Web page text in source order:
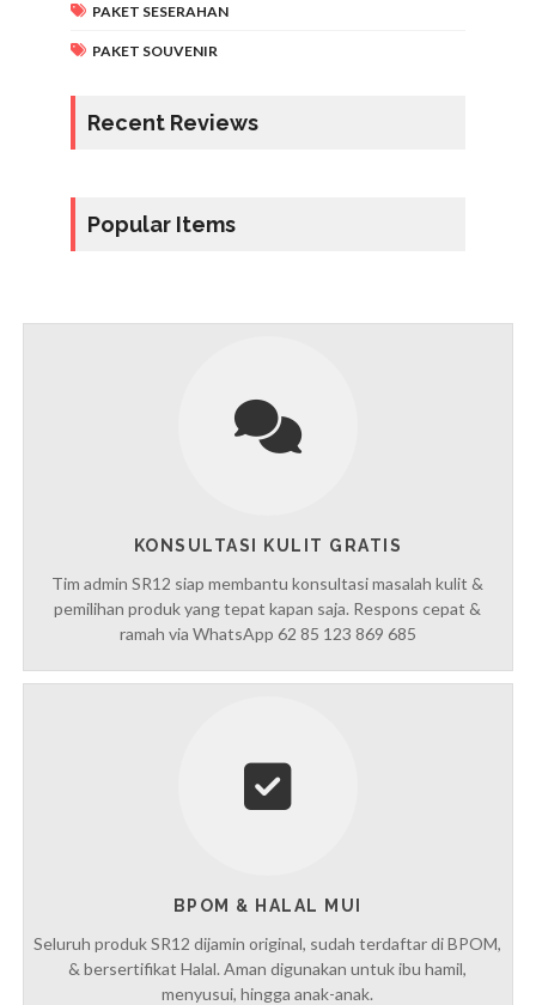
PAKET SESERAHAN
PAKET SOUVENIR
Recent Reviews
Popular Items
KONSULTASI KULIT GRATIS
Tim admin SR12 siap membantu konsultasi masalah kulit &
pemilihan produk yang tepat kapan saja. Respons cepat &
ramah via WhatsApp 62 85 123 869 685
BPOM & HALAL MUI
Seluruh produk SR12 dijamin original, sudah terdaftar di BPOM,
& bersertifikat Halal. Aman digunakan untuk ibu hamil,
menyusui, hingga anak-anak.